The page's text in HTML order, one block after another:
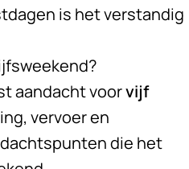
is het verstandig
aandacht voorvijf
vervoer en
die het